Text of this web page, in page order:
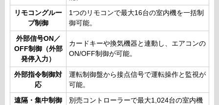
リモコングルー
プ制御
1つのリモコンで最大16台の室内機を一括制
御可能。
外部信号ON／
OFF制御（外部
発停入力）
カードキーや換気機器と連動し、エアコンの
ON/OFF制御が可能。
外部指令制御対
応
運転制御盤から接点信号で運転操作と監視が
可能。
遠隔・集中制御
別売コントローラーで最大1,024台の室内機